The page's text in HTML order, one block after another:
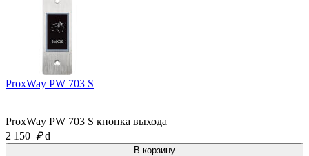
ProxWay PW 703 S
ProxWay PW 703 S кнопка выхода
2 150 ₽ d